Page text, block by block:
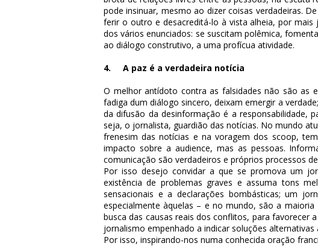
pode insinuar, mesmo ao dizer coisas verdadeiras.
ferir o outro e desacreditá-lo à vista alheia, por
dos vários enunciados: se suscitam polêmica,
ao diálogo construtivo, a uma profícua atividade.
4. A paz é a verdadeira notícia
O melhor antídoto contra as falsidades não são as
fadiga dum diálogo sincero, deixam emergir a
da difusão da desinformação é a responsabilidade,
seja, o jornalista, guardião das notícias. No mundo
frenesim das notícias e na voragem dos scoop,
impacto sobre a audience, mas as pessoas.
comunicação são verdadeiros e próprios processos
Por isso desejo convidar a que se promova um
existência de problemas graves e assuma tons
sensacionais e a declarações bombásticas; um
especialmente àquelas – e no mundo, são a
busca das causas reais dos conflitos, para favorecer
jornalismo empenhado a indicar soluções alternativas
Por isso, inspirando-nos numa conhecida oração